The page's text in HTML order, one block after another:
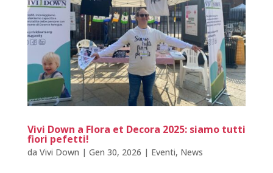
Vivi Down a Flora et Decora 2025: siamo tutti
fiori pefetti!
da Vivi Down | Gen 30, 2026 | Eventi, News